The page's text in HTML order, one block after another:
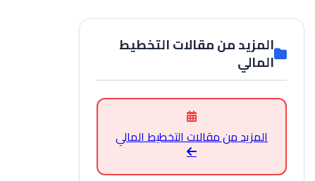
المزيد من مقالات التخطيط
المالي
المزيد من مقالات التخطيط المالي